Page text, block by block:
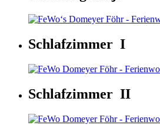
Schlafzimmer I
Schlafzimmer II